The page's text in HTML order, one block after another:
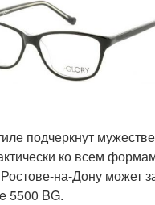
подчеркнут
ко всем
на-Дону может
5500 BG.